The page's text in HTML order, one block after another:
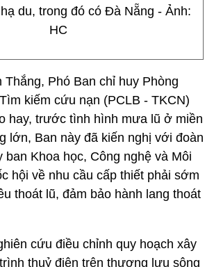
du, trong đó có Đà Nẵng - Ảnh:
HC
Thắng, Phó Ban chỉ huy Phòng
kiếm cứu nạn (PCLB - TKCN)
hay, trước tình hình mưa lũ ở miền
lớn, Ban này đã kiến nghị với đoàn
ban Khoa học, Công nghệ và Môi
hội về nhu cầu cấp thiết phải sớm
thoát lũ, đảm bảo hành lang thoát
cứu điều chỉnh quy hoạch xây
thuỷ điện trên thượng lưu sông